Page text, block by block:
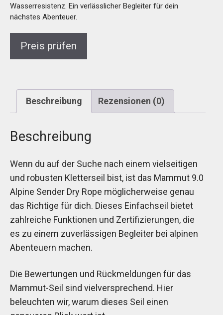
Wasserresistenz. Ein verlässlicher Begleiter für dein
nächstes Abenteuer.
Preis prüfen
Beschreibung Rezensionen (0)
Beschreibung
Wenn du auf der Suche nach einem vielseitigen
und robusten Kletterseil bist, ist das Mammut 9.0
Alpine Sender Dry Rope möglicherweise genau
das Richtige für dich. Dieses Einfachseil bietet
zahlreiche Funktionen und Zertifizierungen, die
es zu einem zuverlässigen Begleiter bei alpinen
Abenteuern machen.
Die Bewertungen und Rückmeldungen für das
Mammut-Seil sind vielversprechend. Hier
beleuchten wir, warum dieses Seil einen